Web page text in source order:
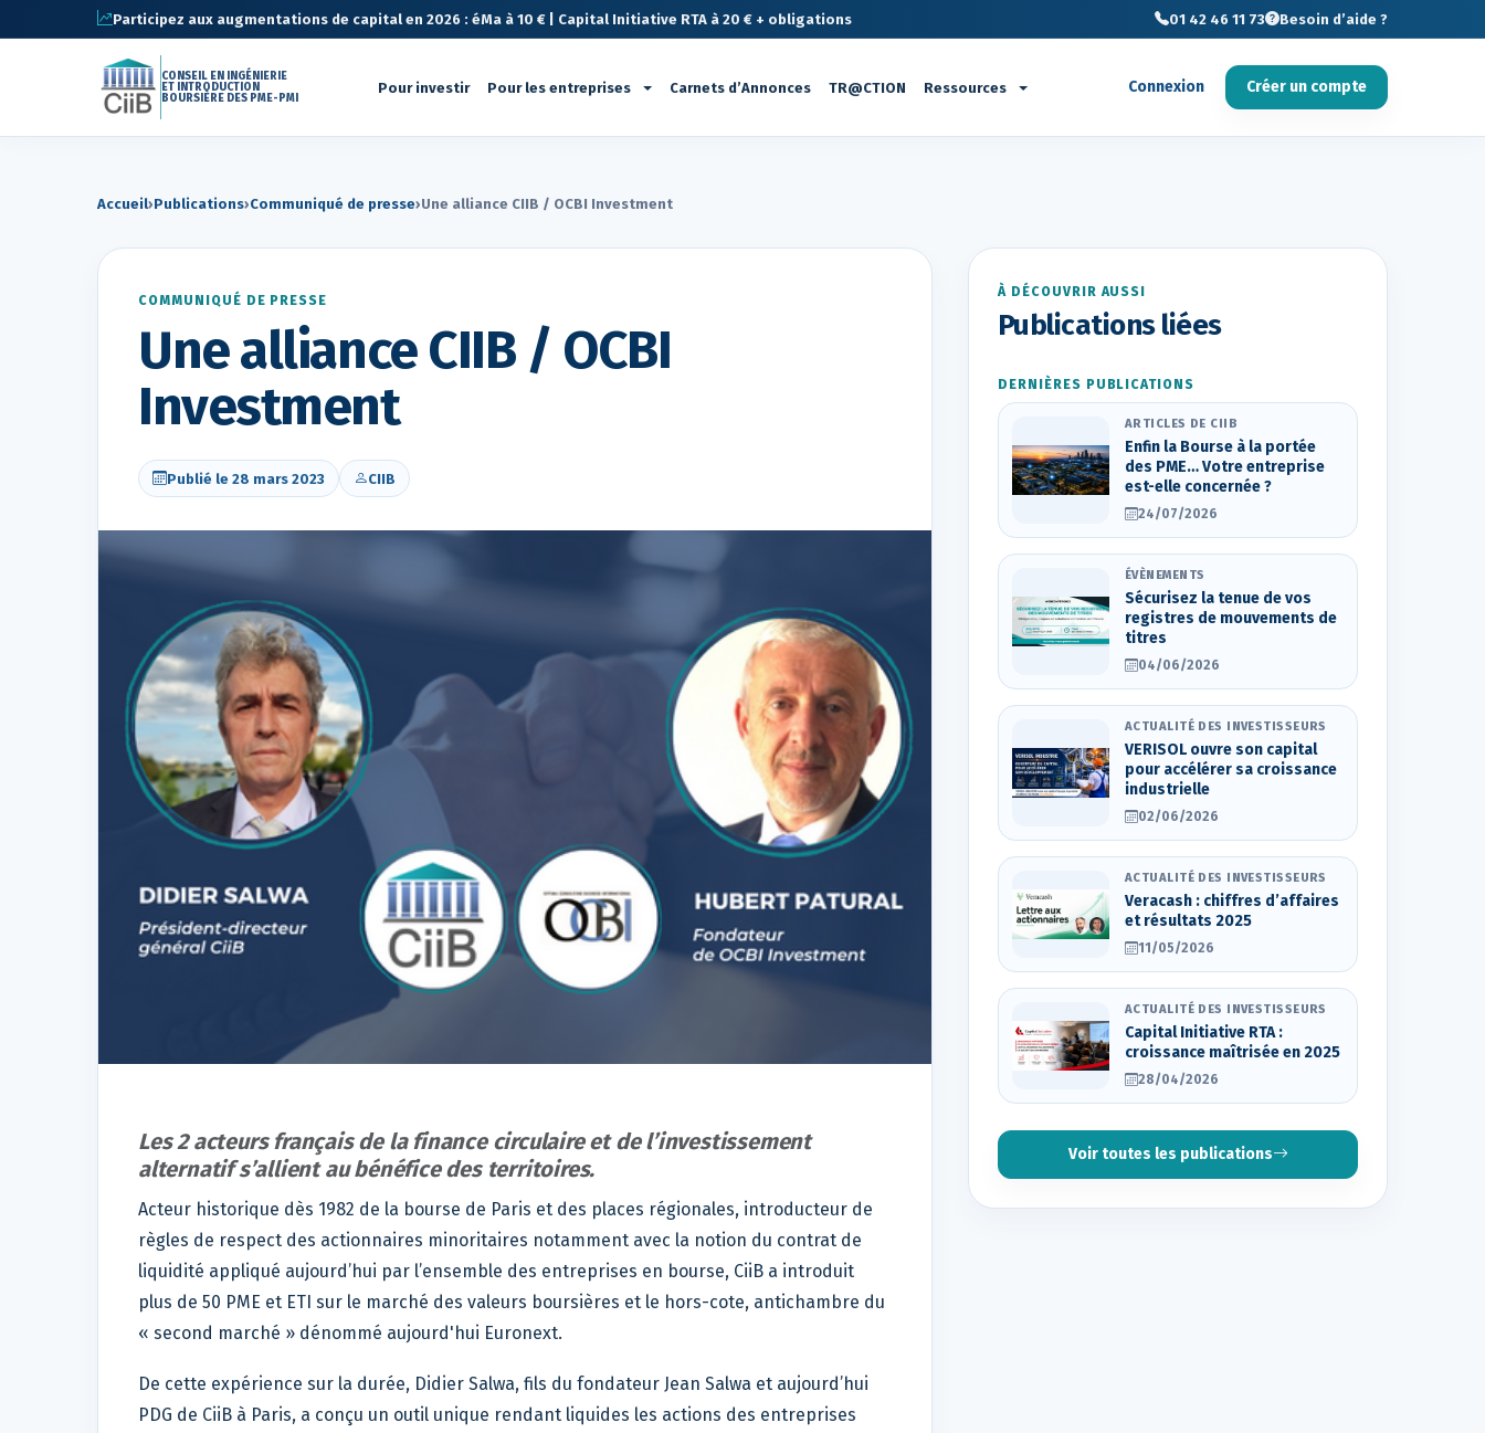
Participez aux augmentations de capital en 2026 : éMa à 10 € | Capital Initiative RTA à 20 € + obligations 01 42 46 11 73 Besoin d’aide ?
CONSEIL EN INGÉNIERIE
ET INTRODUCTION
BOURSIÈRE DES PME-PMI
Pour investir Pour les entreprises Carnets d’Annonces TR@CTION Ressources Connexion Créer un compte
Accueil›Publications›Communiqué de presse›Une alliance CIIB / OCBI Investment
COMMUNIQUÉ DE PRESSE
Une alliance CIIB / OCBI
Investment
Publié le 28 mars 2023 CIIB
Les 2 acteurs français de la finance circulaire et de l’investissement
alternatif s’allient au bénéfice des territoires.
Acteur historique dès 1982 de la bourse de Paris et des places régionales, introducteur de
règles de respect des actionnaires minoritaires notamment avec la notion du contrat de
liquidité appliqué aujourd’hui par l’ensemble des entreprises en bourse, CiiB a introduit
plus de 50 PME et ETI sur le marché des valeurs boursières et le hors-cote, antichambre du
« second marché » dénommé aujourd'hui Euronext.
De cette expérience sur la durée, Didier Salwa, fils du fondateur Jean Salwa et aujourd’hui
PDG de CiiB à Paris, a conçu un outil unique rendant liquides les actions des entreprises
À DÉCOUVRIR AUSSI
Publications liées
DERNIÈRES PUBLICATIONS
ARTICLES DE CIIB
Enfin la Bourse à la portée
des PME… Votre entreprise
est-elle concernée ?
24/07/2026
ÉVÈNEMENTS
Sécurisez la tenue de vos
registres de mouvements de
titres
04/06/2026
ACTUALITÉ DES INVESTISSEURS
VERISOL ouvre son capital
pour accélérer sa croissance
industrielle
02/06/2026
ACTUALITÉ DES INVESTISSEURS
Veracash : chiffres d’affaires
et résultats 2025
11/05/2026
ACTUALITÉ DES INVESTISSEURS
Capital Initiative RTA :
croissance maîtrisée en 2025
28/04/2026
Voir toutes les publications